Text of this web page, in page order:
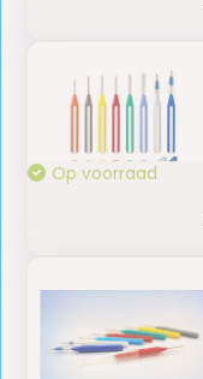
Op voorraad